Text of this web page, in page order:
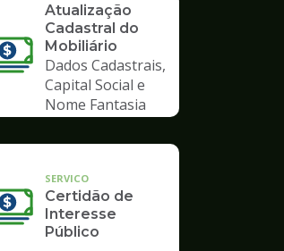
Atualização
Cadastral do
Mobiliário
Dados Cadastrais,
Capital Social e
Nome Fantasia
SERVICO
Certidão de
Interesse
Público